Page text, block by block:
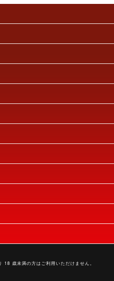
18 歳未満の方はご利用いただけません。